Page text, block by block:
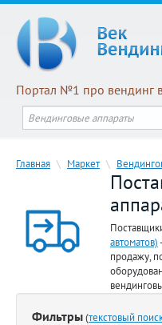
Портал №1 про вендинг
Главная \ Маркет \
автоматов)
продажу,
Фильтры(текстовый